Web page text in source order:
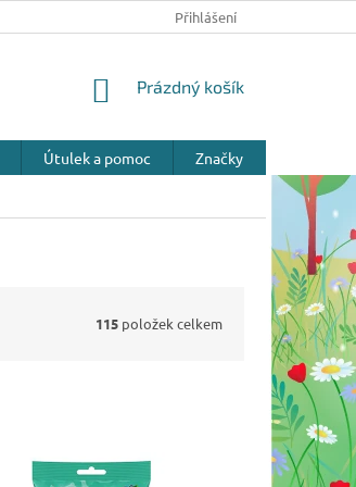
Přihlášení
NÁKUPNÍ
Prázdný košík
Útulek a pomoc
Značky
115 položek celkem